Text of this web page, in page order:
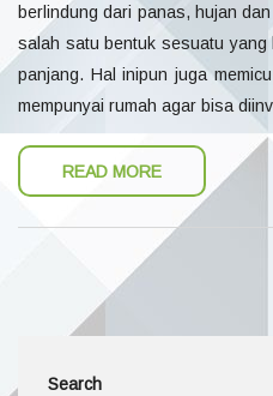
berlindung dari panas, hujan
salah satu bentuk sesuatu
panjang. Hal inipun juga
mempunyai rumah agar bisa
READ MORE
Search